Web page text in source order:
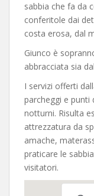
sabbia che fa da
conferitole dai
costa erosa, dal
Giunco è
abbracciata sia
I servizi offerti
parcheggi e
notturni. Risulta
attrezzatura da
amache,
praticare le
visitatori.